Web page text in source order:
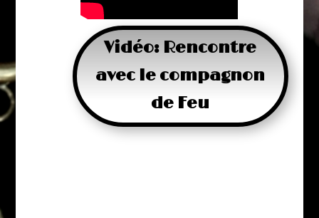
Vidéo: Rencontre
avec le compagnon
de Feu